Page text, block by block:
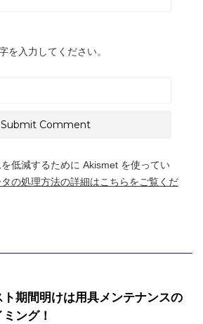
を入力してください。
低減するために Akismet を使ってい
の処理方法の詳細はこちらをご覧くだ
ト期間明けは用具メンテナンスの
ング！